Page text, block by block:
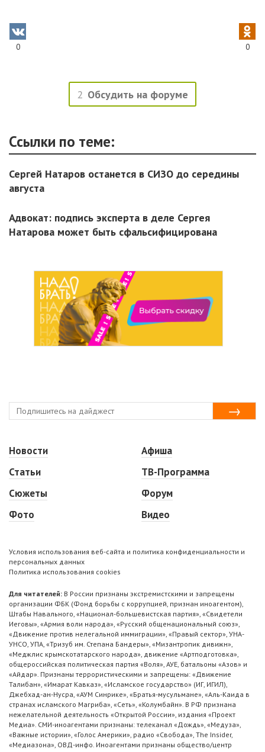
0 0
2 Обсудить на форуме
Ссылки по теме:
Сергей Натаров останется в СИЗО до середины
августа
Адвокат: подпись эксперта в деле Сергея
Натарова может быть сфальсифицирована
Новости
Статьи
Сюжеты
Фото
Афиша
ТВ-Программа
Форум
Видео
Условия использования веб-сайта и политика конфиденциальности и
персональных данных
Политика использования cookies
Для читателей: В России признаны экстремистскими и запрещены
организации ФБК (Фонд борьбы с коррупцией, признан иноагентом),
Штабы Навального, «Национал-большевистская партия», «Свидетели
Иеговы», «Армия воли народа», «Русский общенациональный союз»,
«Движение против нелегальной иммиграции», «Правый сектор», УНА-
УНСО, УПА, «Тризуб им. Степана Бандеры», «Мизантропик дивижн»,
«Меджлис крымскотатарского народа», движение «Артподготовка»,
общероссийская политическая партия «Воля», АУЕ, батальоны «Азов» и
«Айдар». Признаны террористическими и запрещены: «Движение
Талибан», «Имарат Кавказ», «Исламское государство» (ИГ, ИГИЛ),
Джебхад-ан-Нусра, «АУМ Синрике», «Братья-мусульмане», «Аль-Каида в
странах исламского Магриба», «Сеть», «Колумбайн». В РФ признана
нежелательной деятельность «Открытой России», издания «Проект
Медиа». СМИ-иноагентами признаны: телеканал «Дождь», «Медуза»,
«Важные истории», «Голос Америки», радио «Свобода», The Insider,
«Медиазона», ОВД-инфо. Иноагентами признаны общество/центр